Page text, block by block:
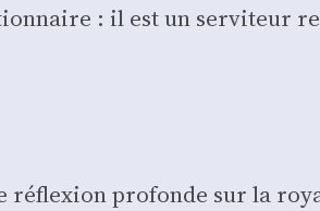
: il est un ser­vi­teur
réflexion pro­fonde sur la